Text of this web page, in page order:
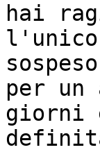
hai
l'unico
per
giorni